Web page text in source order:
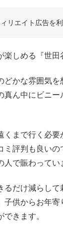
リエイト広告を利
しめる『世田
どかな雰囲気を
真ん中にビニー
くまで行く必要
ミ評判も良いの
で賑わってい
だけ減らして
子供からお年寄
きます。